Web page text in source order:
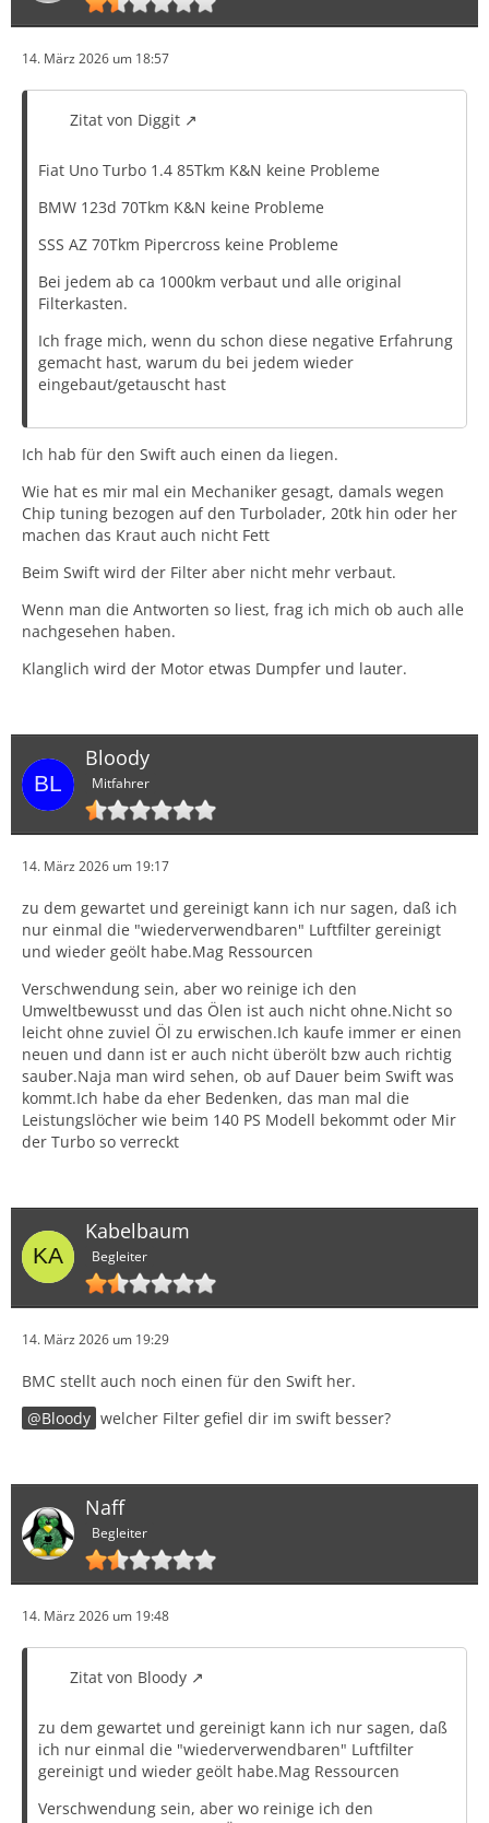
14. März 2026 um 18:57
Zitat von Diggit
Fiat Uno Turbo 1.4 85Tkm K&N keine Probleme
BMW 123d 70Tkm K&N keine Probleme
SSS AZ 70Tkm Pipercross keine Probleme
Bei jedem ab ca 1000km verbaut und alle original
Filterkasten.
Ich frage mich, wenn du schon diese negative Erfahrung
gemacht hast, warum du bei jedem wieder
eingebaut/getauscht hast
Ich hab für den Swift auch einen da liegen.
Wie hat es mir mal ein Mechaniker gesagt, damals wegen
Chip tuning bezogen auf den Turbolader, 20tk hin oder her
machen das Kraut auch nicht Fett
Beim Swift wird der Filter aber nicht mehr verbaut.
Wenn man die Antworten so liest, frag ich mich ob auch alle
nachgesehen haben.
Klanglich wird der Motor etwas Dumpfer und lauter.
Bloody
Mitfahrer
14. März 2026 um 19:17
zu dem gewartet und gereinigt kann ich nur sagen, daß ich
nur einmal die "wiederverwendbaren" Luftfilter gereinigt
und wieder geölt habe.Mag Ressourcen
Verschwendung sein, aber wo reinige ich den
Umweltbewusst und das Ölen ist auch nicht ohne.Nicht so
leicht ohne zuviel Öl zu erwischen.Ich kaufe immer er einen
neuen und dann ist er auch nicht überölt bzw auch richtig
sauber.Naja man wird sehen, ob auf Dauer beim Swift was
kommt.Ich habe da eher Bedenken, das man mal die
Leistungslöcher wie beim 140 PS Modell bekommt oder Mir
der Turbo so verreckt
Kabelbaum
Begleiter
14. März 2026 um 19:29
BMC stellt auch noch einen für den Swift her.
Bloody welcher Filter gefiel dir im swift besser?
Naff
Begleiter
14. März 2026 um 19:48
Zitat von Bloody
zu dem gewartet und gereinigt kann ich nur sagen, daß
ich nur einmal die "wiederverwendbaren" Luftfilter
gereinigt und wieder geölt habe.Mag Ressourcen
Verschwendung sein, aber wo reinige ich den